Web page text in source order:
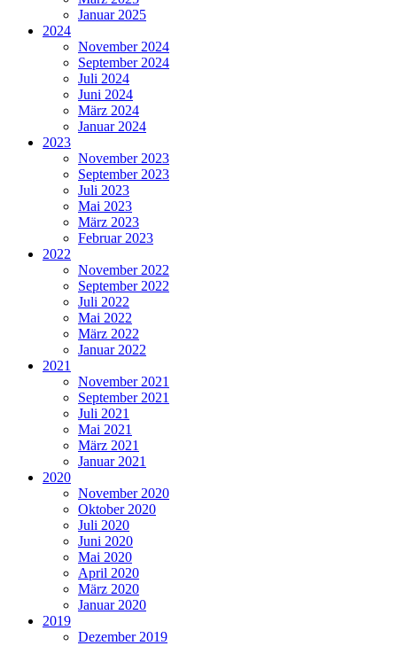
Januar 2025
2024
November 2024
September 2024
Juli 2024
Juni 2024
März 2024
Januar 2024
2023
November 2023
September 2023
Juli 2023
Mai 2023
März 2023
Februar 2023
2022
November 2022
September 2022
Juli 2022
Mai 2022
März 2022
Januar 2022
2021
November 2021
September 2021
Juli 2021
Mai 2021
März 2021
Januar 2021
2020
November 2020
Oktober 2020
Juli 2020
Juni 2020
Mai 2020
April 2020
März 2020
Januar 2020
2019
Dezember 2019